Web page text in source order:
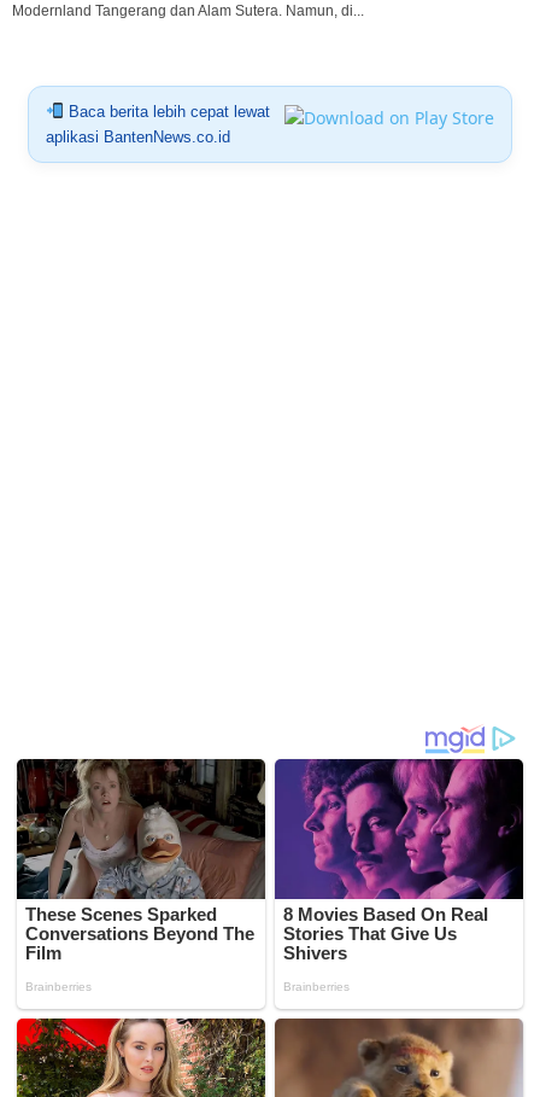
Modernland Tangerang dan Alam Sutera. Namun, di...
Baca berita lebih cepat lewat
aplikasi BantenNews.co.id